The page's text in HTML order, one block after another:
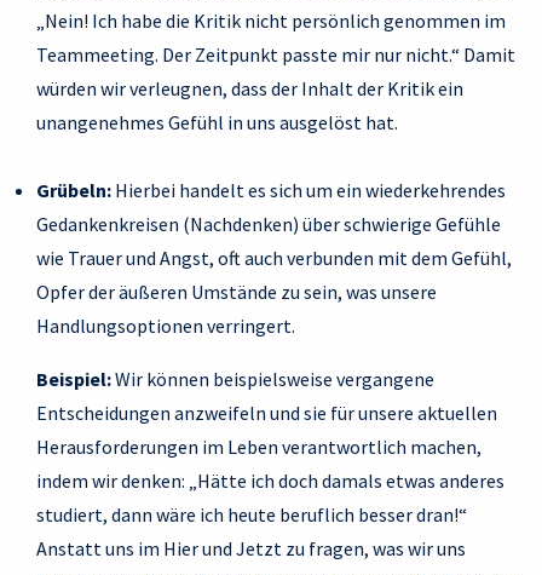
„Nein! Ich habe die Kritik nicht persönlich genommen im
Teammeeting. Der Zeitpunkt passte mir nur nicht.“ Damit
würden wir verleugnen, dass der Inhalt der Kritik ein
unangenehmes Gefühl in uns ausgelöst hat.
Grübeln: Hierbei handelt es sich um ein wiederkehrendes
Gedankenkreisen (Nachdenken) über schwierige Gefühle
wie Trauer und Angst, oft auch verbunden mit dem Gefühl,
Opfer der äußeren Umstände zu sein, was unsere
Handlungsoptionen verringert.
Beispiel:Wir können beispielsweise vergangene
Entscheidungen anzweifeln und sie für unsere aktuellen
Herausforderungen im Leben verantwortlich machen,
indem wir denken: „Hätte ich doch damals etwas anderes
studiert, dann wäre ich heute beruflich besser dran!“
Anstatt uns im Hier und Jetzt zu fragen, was wir uns